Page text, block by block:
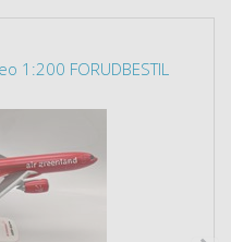
1:200 FORUDBESTIL